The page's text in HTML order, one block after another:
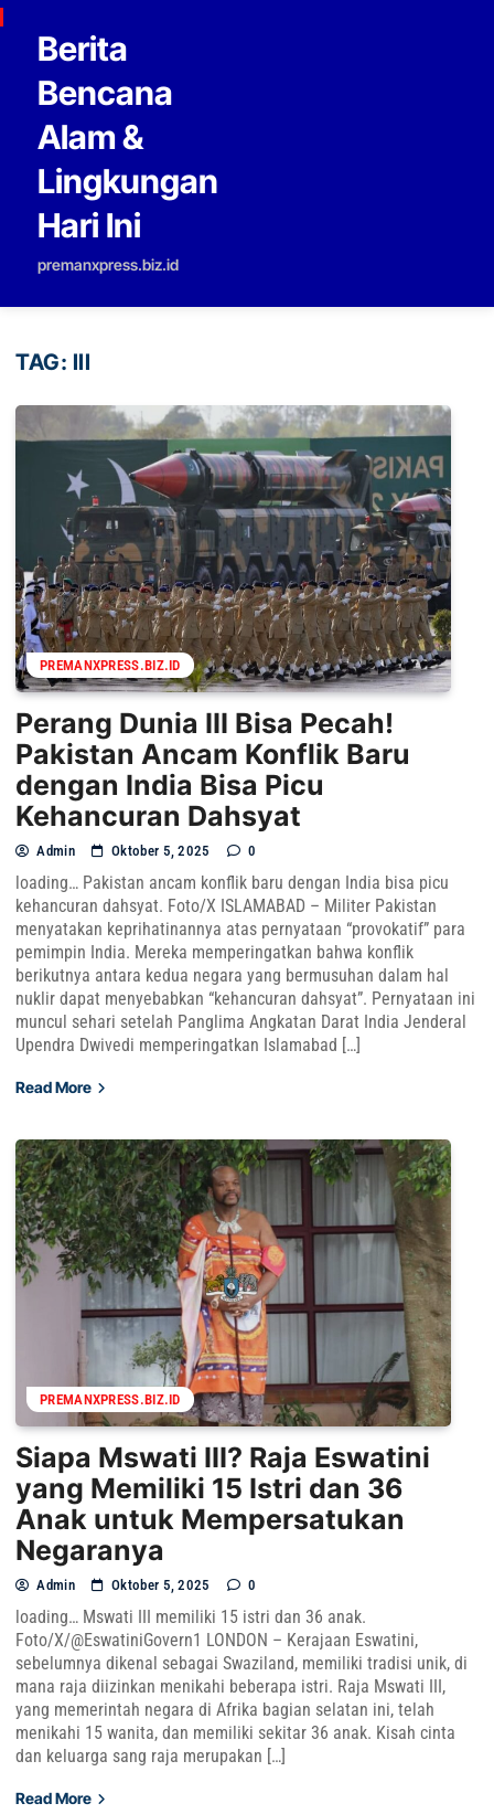
Skip to content
Berita
Bencana
Alam &
Lingkungan
Hari Ini
premanxpress.biz.id
TAG: III
PREMANXPRESS.BIZ.ID
Perang Dunia III Bisa Pecah!
Pakistan Ancam Konflik Baru
dengan India Bisa Picu
Kehancuran Dahsyat
Admin Oktober 5, 2025 0
loading… Pakistan ancam konflik baru dengan India bisa picu
kehancuran dahsyat. Foto/X ISLAMABAD – Militer Pakistan
menyatakan keprihatinannya atas pernyataan “provokatif” para
pemimpin India. Mereka memperingatkan bahwa konflik
berikutnya antara kedua negara yang bermusuhan dalam hal
nuklir dapat menyebabkan “kehancuran dahsyat”. Pernyataan ini
muncul sehari setelah Panglima Angkatan Darat India Jenderal
Upendra Dwivedi memperingatkan Islamabad […]
Read More
PREMANXPRESS.BIZ.ID
Siapa Mswati III? Raja Eswatini
yang Memiliki 15 Istri dan 36
Anak untuk Mempersatukan
Negaranya
Admin Oktober 5, 2025 0
loading… Mswati III memiliki 15 istri dan 36 anak.
Foto/X/@EswatiniGovern1 LONDON – Kerajaan Eswatini,
sebelumnya dikenal sebagai Swaziland, memiliki tradisi unik, di
mana raja diizinkan menikahi beberapa istri. Raja Mswati III,
yang memerintah negara di Afrika bagian selatan ini, telah
menikahi 15 wanita, dan memiliki sekitar 36 anak. Kisah cinta
dan keluarga sang raja merupakan […]
Read More